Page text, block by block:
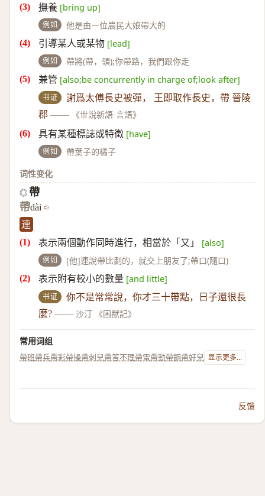
撫養 [bring up]
例如 他是由一位農民大娘帶大的
引導某人或某物 [lead]
例如 帶將(帶，領);你帶路，我們跟你走
兼管 [also;be concurrently in charge of;look after]
书证
謝爲太傅長史被彈， 王即取作長史，帶 晉陵
郡 —— 《世說新語·言語》
具有某種標誌或特徵 [have]
例如
帶葉子的橘子
词性变化
◎ 帶
帶dài
連
表示兩個動作同時進行，相當於「又」 [also]
例如 [他]連說帶比劃的，就交上朋友了;帶口(隨口)
表示附有較小的數量 [and little]
书证
你不是常常說，你才三十帶點，日子還很長
麼? —— 沙汀 《困獸記》
常用词组
帶班帶兵帶彩帶操帶刺兒帶答不理帶電帶動帶鋼帶好兒 显示更多...
反馈